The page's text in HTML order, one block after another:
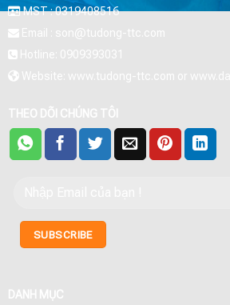
MST : 0319408516
Email : son@tudong-ttc.com
Hotline: 0909393031
Website: www.tudong-ttc.com or
THEO DÕI CHÚNG TÔI
DANH MỤC